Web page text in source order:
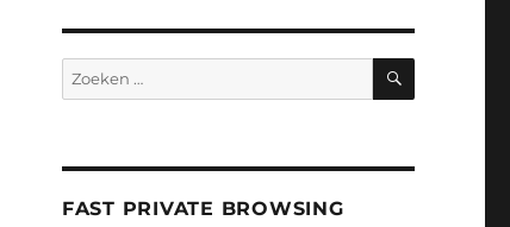
Zoeken
naar:
ZOEKEN
FAST PRIVATE BROWSING